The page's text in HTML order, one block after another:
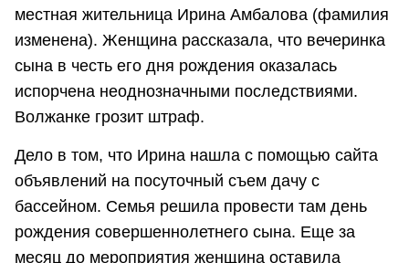
местная жительница Ирина Амбалова (фамилия
изменена). Женщина рассказала, что вечеринка
сына в честь его дня рождения оказалась
испорчена неоднозначными последствиями.
Волжанке грозит штраф.
Дело в том, что Ирина нашла с помощью сайта
объявлений на посуточный съем дачу с
бассейном. Семья решила провести там день
рождения совершеннолетнего сына. Еще за
месяц до мероприятия женщина оставила